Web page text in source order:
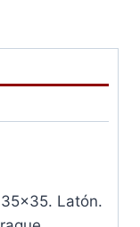
Latón.